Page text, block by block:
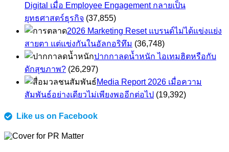
Digital เมื่อ Employee Engagement กลายเป็น
ยุทธศาสตร์ธุรกิจ (37,855)
2026 Marketing Reset แบรนด์ไม่ได้แข่งแย่ง
สายตา แต่แข่งกันในอัลกอริทึม (36,748)
ปากกาลดน้ำหนัก ไอเทมฮิตหรือกับ
ดักสุขภาพ? (26,297)
Media Report 2026 เมื่อความ
สัมพันธ์อย่างเดียวไม่เพียงพออีกต่อไป (19,392)
Like us on Facebook